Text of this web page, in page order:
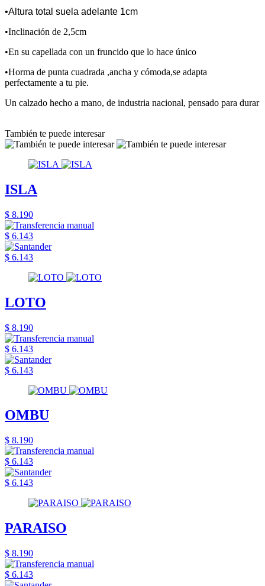
•Altura total suela adelante 1cm
•Inclinación de 2,5cm
•En su capellada con un fruncido que lo hace único
•Horma de punta cuadrada ,ancha y cómoda,se adapta
perfectamente a tu pie.
Un calzado hecho a mano, de industria nacional, pensado para durar
También te puede interesar
ISLA
$ 8.190
$ 6.143
$ 6.143
LOTO
$ 8.190
$ 6.143
$ 6.143
OMBU
$ 8.190
$ 6.143
$ 6.143
PARAISO
$ 8.190
$ 6.143